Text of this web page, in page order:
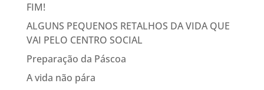
FIM!
ALGUNS PEQUENOS RETALHOS DA VIDA QUE
VAI PELO CENTRO SOCIAL
Preparação da Páscoa
A vida não pára